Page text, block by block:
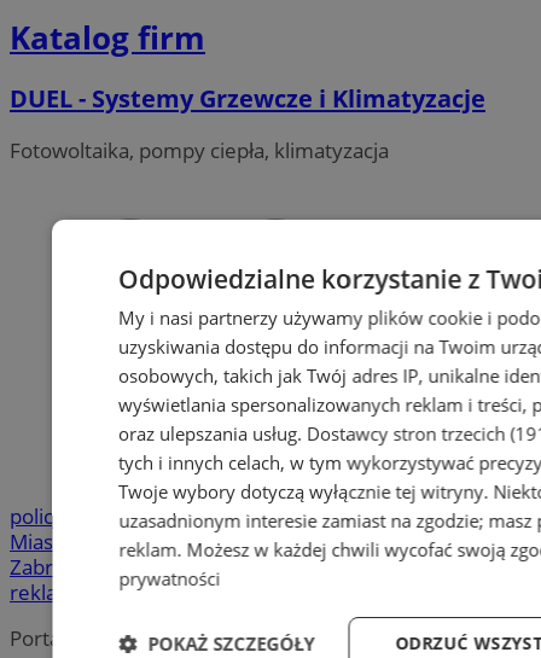
Katalog firm
DUEL - Systemy Grzewcze i Klimatyzacje
Fotowoltaika, pompy ciepła, klimatyzacja
policja
Urząd
Miasta
ZatrzymaniekradzieżWypadekwydarzenia
Zabrze
reklama
Portal należy do sieci
Odpowiedzialne korzystanie z
My i nasi partnerzy używamy plików cookie i
uzyskiwania dostępu do informacji na Twoim
osobowych, takich jak Twój adres IP, unikalne
wyświetlania spersonalizowanych reklam i
oraz ulepszania usług. Dostawcy stron trzecich
tych i innych celach, w tym wykorzystywać
Twoje wybory dotyczą wyłącznie tej witryny.
uzasadnionym interesie zamiast na zgodzie;
reklam. Możesz w każdej chwili wycofać swoją
prywatności
ODRZUĆ
POKAŻ SZCZEGÓŁY